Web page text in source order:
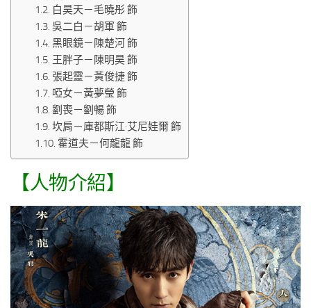
白昊天－毛曉彤 飾
吳二白－胡軍 飾
黑眼鏡－陳楚河 飾
王胖子－陳明昊 飾
張起靈－黃俊捷 飾
啞女－黃夢瑩 飾
劉喪－劉暢 飾
坎肩－庫都斯江·艾尼娃爾 飾
霍道夫－何龍龍 飾
【人物介紹】